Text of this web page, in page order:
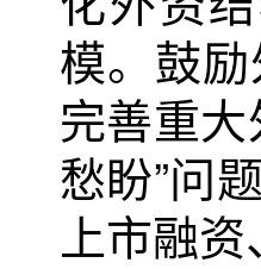
模。鼓
完善重
愁盼”问
上市融